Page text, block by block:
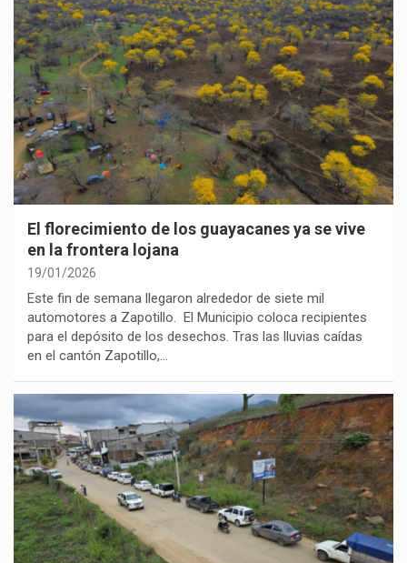
El florecimiento de los guayacanes ya se vive
en la frontera lojana
19/01/2026
Este fin de semana llegaron alrededor de siete mil
automotores a Zapotillo. El Municipio coloca recipientes
para el depósito de los desechos. Tras las lluvias caídas
en el cantón Zapotillo,…